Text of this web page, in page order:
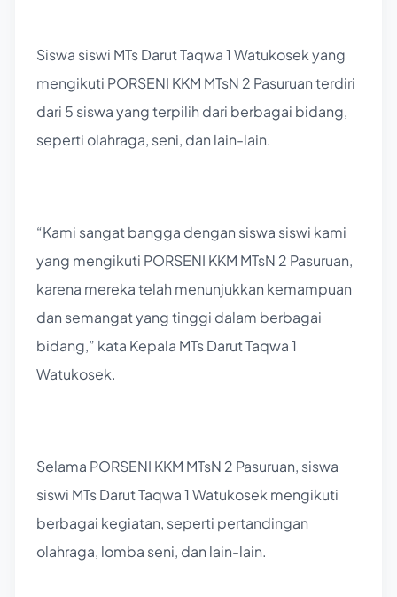
Siswa siswi MTs Darut Taqwa 1 Watukosek yang
mengikuti PORSENI KKM MTsN 2 Pasuruan terdiri
dari 5 siswa yang terpilih dari berbagai bidang,
seperti olahraga, seni, dan lain-lain.
“Kami sangat bangga dengan siswa siswi kami
yang mengikuti PORSENI KKM MTsN 2 Pasuruan,
karena mereka telah menunjukkan kemampuan
dan semangat yang tinggi dalam berbagai
bidang,” kata Kepala MTs Darut Taqwa 1
Watukosek.
Selama PORSENI KKM MTsN 2 Pasuruan, siswa
siswi MTs Darut Taqwa 1 Watukosek mengikuti
berbagai kegiatan, seperti pertandingan
olahraga, lomba seni, dan lain-lain.